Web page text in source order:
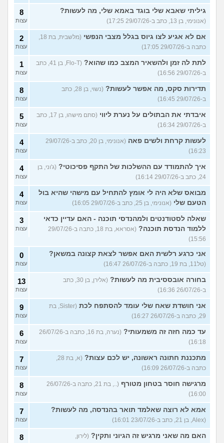
גיליתי שאבא שלי בוגד באמא שלי, מה לעשות?
(אנונימי, בן 13, כתב ב-29/07/26 17:25)
8
עצות
אם לא אגיע לצו גיוס בגלל מצבי הנפשי
(מלשבית, בת 18,
כתבה ב-29/07/26 17:05)
2
עצות
לתת לה זמן ולהשאיר המצב כמו שהוא?
(Flo-T, בן 41, כתב
ב-29/07/26 16:56)
1
עצות
תדירות סקס, מה אפשר לעשות?
(נשוי, בן 28, כתב
ב-29/07/26 16:45)
8
עצות
איבדתי את הבתולים על נערת ליווי
(סתם מישהו, בן 17, כתב
ב-29/07/26 16:34)
5
עצות
לעשות קרחת ולשים פאה
(אנונימי, בן 20, כתב ב-29/07/26
16:23)
4
עצות
איך להתמודד עם ההשלכות של התקף פסיכוטי? (ג'וני, בן
24, כתב ב-29/07/26 16:14)
4
עצות
מבואס שלא היה לי אומץ להתחיל עם מישהי שהיא בול
הטעם שלי (אנונימי, בן 25, כתב ב-29/07/26 16:05)
4
עצות
שאלה לסטודנטים ולמהנדסי תוכנה - האם עדיין כדאי
ללמוד הנדסת תוכנה?
(אסראא, בת 18, כתבה ב-29/07/26
15:56)
3
עצות
אני כרגע רלשית האם אפשר לצאת קצונה במשאן?
(טל11, בת 19, כתבה ב-26/07/26 16:47)
0
עצות
בחורה אובססיבית מה לעשות?
(אלירן, בן 30, כתב
ב-26/07/26 16:36)
13
עצות
אני חושדת שאח שלי עומד להסתפח לכת
(Sister, בת
29, כתבה ב-26/07/26 16:27)
9
עצות
עד כמה חזה זה משמעותי?
(נערה, בת 16, כתבה ב-26/07/26
16:18)
6
עצות
מתכננת חתונה ראשונה, יש לכם עצות?
(א, בת 28,
כתבה ב-26/07/26 16:09)
7
עצות
מרגישה חוסר בטחון מטורף
(.., בת 21, כתבה ב-26/07/26
16:00)
8
עצות
אמא לא רוצה שאלמד תואר בהנדסה, מה לעשות?
(Alex, בן 21, כתב ב-23/07/26 16:01)
7
עצות
האם מה שאני מרגיש זה הגיוני ותקין? (לירון,
8